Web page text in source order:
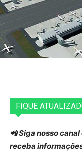
FIQUE
📲 Siga nosso canal
receba